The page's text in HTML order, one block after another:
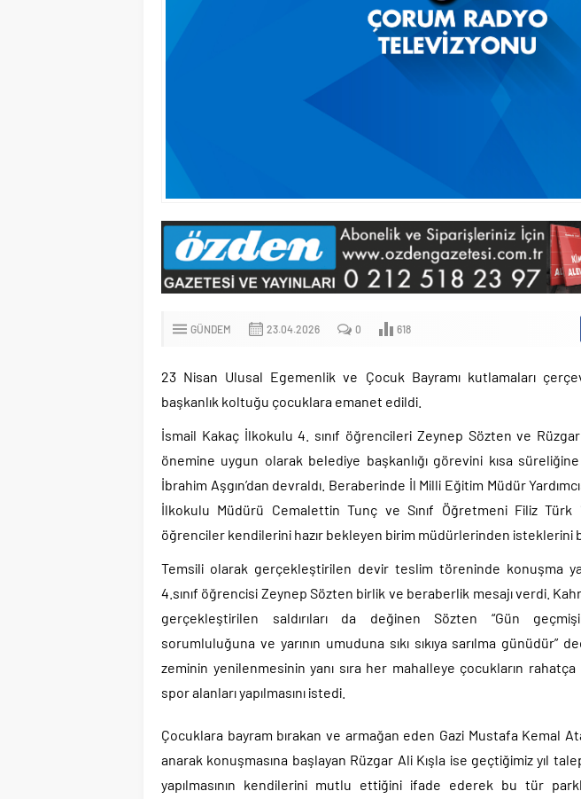
GÜNDEM 23.04.2026 0 618
23 Nisan Ulusal Egemenlik ve Çocuk Bayramı kutlamaları
başkanlık koltuğu çocuklara emanet edildi.
İsmail Kakaç İlkokulu 4. sınıf öğrencileri Zeynep Sözten ve
önemine uygun olarak belediye başkanlığı görevini kısa
İbrahim Aşgın’dan devraldı. Beraberinde İl Milli Eğitim Müdür
İlkokulu Müdürü Cemalettin Tunç ve Sınıf Öğretmeni Filiz
öğrenciler kendilerini hazır bekleyen birim müdürlerinden isteklerini
Temsili olarak gerçekleştirilen devir teslim töreninde konuşma
4.sınıf öğrencisi Zeynep Sözten birlik ve beraberlik mesajı verdi.
gerçekleştirilen saldırıları da değinen Sözten “Gün
sorumluluğuna ve yarının umuduna sıkı sıkıya sarılma günüdür”
zeminin yenilenmesinin yanı sıra her mahalleye çocukların
spor alanları yapılmasını istedi.
Çocuklara bayram bırakan ve armağan eden Gazi Mustafa Kemal
anarak konuşmasına başlayan Rüzgar Ali Kışla ise geçtiğimiz yıl
yapılmasının kendilerini mutlu ettiğini ifade ederek bu tür